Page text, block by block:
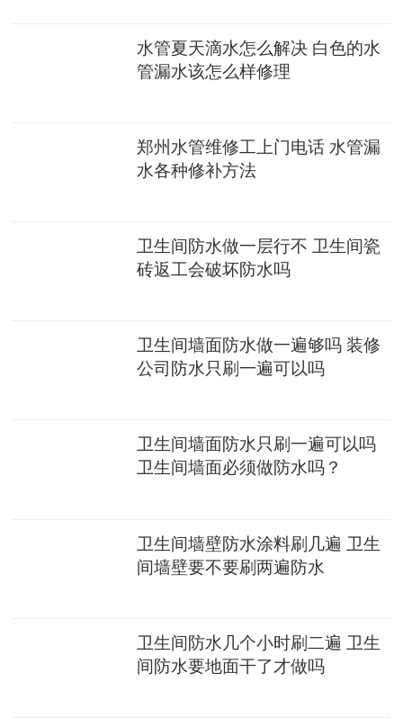
水管夏天滴水怎么解决 白色的水
管漏水该怎么样修理
郑州水管维修工上门电话 水管漏
水各种修补方法
卫生间防水做一层行不 卫生间瓷
砖返工会破坏防水吗
卫生间墙面防水做一遍够吗 装修
公司防水只刷一遍可以吗
卫生间墙面防水只刷一遍可以吗
卫生间墙面必须做防水吗？
卫生间墙壁防水涂料刷几遍 卫生
间墙壁要不要刷两遍防水
卫生间防水几个小时刷二遍 卫生
间防水要地面干了才做吗